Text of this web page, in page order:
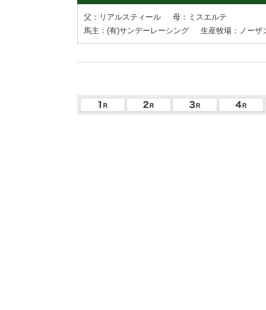
父：リアルスティール
母：ミスエルテ
馬主：(有)サンデーレーシング
生産牧場：ノーザ